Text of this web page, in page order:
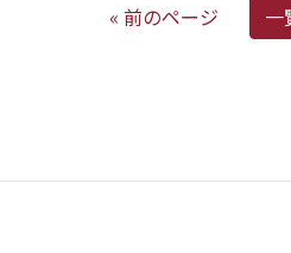
« 前のページ 一